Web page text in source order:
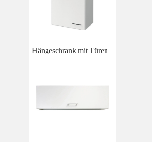
Hängeschrank mit Türen